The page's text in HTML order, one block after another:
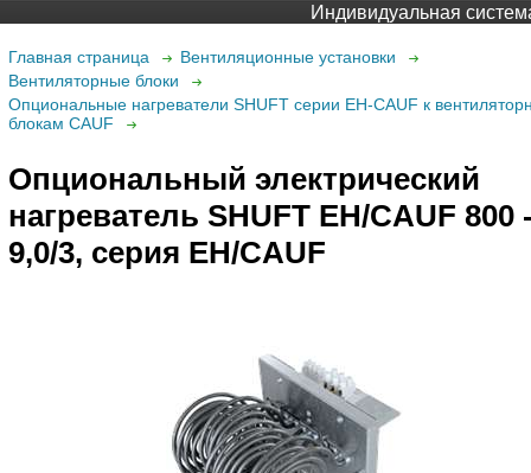
Индивидуальная
Главная страница
Вентиляционные установки
Вентиляторные блоки
Опциональные нагреватели SHUFT серии EH-CAUF к
блокам CAUF
Опциональный электрический
нагреватель SHUFT EH/CAUF 800
9,0/3, серия EH/CAUF